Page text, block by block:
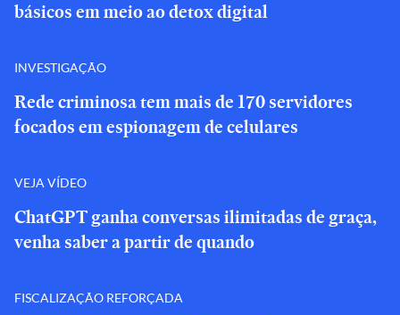
básicos em meio ao detox digital
INVESTIGAÇÃO
Rede criminosa tem mais de 170 servidores
focados em espionagem de celulares
VEJA VÍDEO
ChatGPT ganha conversas ilimitadas de graça,
venha saber a partir de quando
FISCALIZAÇÃO REFORÇADA